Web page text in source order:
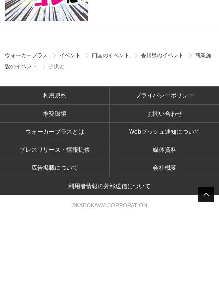
ウォーカープラス イベント 四国のイベント 香川県のイベント
商業施
設のイベント
子供と
利用規約 プライバシーポリシー
推奨環境 お問い合わせ
ウォーカープラスとは Webプッシュ通知について
プレスリリース・情報提供 媒体資料
広告掲載について 会社概要
利用者情報の外部送信について
©KADOKAWA CORPORATION